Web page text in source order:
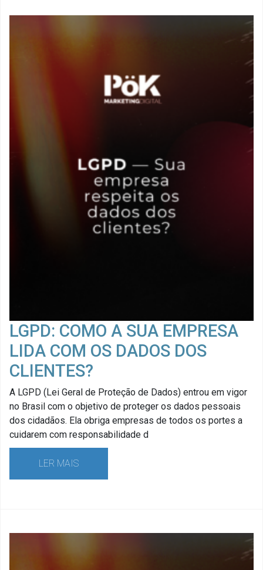
LGPD: COMO A SUA EMPRESA
LIDA COM OS DADOS DOS
CLIENTES?
A LGPD (Lei Geral de Proteção de Dados) entrou em vigor
no Brasil com o objetivo de proteger os dados pessoais
dos cidadãos. Ela obriga empresas de todos os portes a
cuidarem com responsabilidade d
LER MAIS